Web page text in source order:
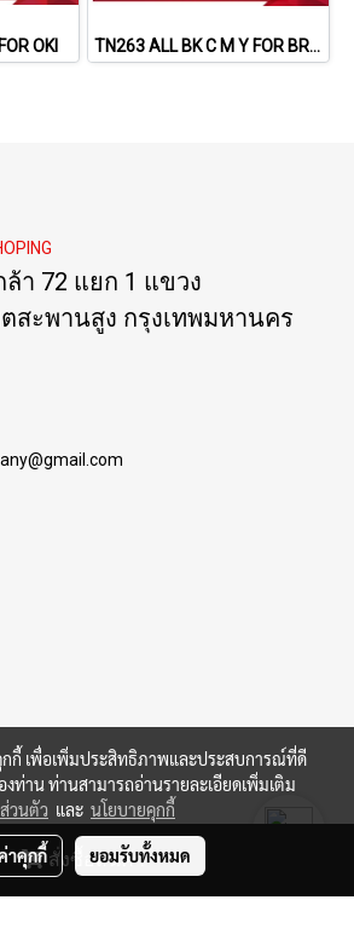
สั่งซื้อสินค้า
OKI TN263 ALL BK C M Y FOR BROTHER
ล้า 72 แยก 1 แขวง
สะพานสูง กรุงเทพมหานคร
กกี้ เพื่อเพิ่มประสิทธิภาพและประสบการณ์ที่ดี
งท่าน ท่านสามารถอ่านรายละเอียดเพิ่มเติม
วนตัว และ นโยบายคุกกี้
าคุกกี้ ยอมรับทั้งหมด